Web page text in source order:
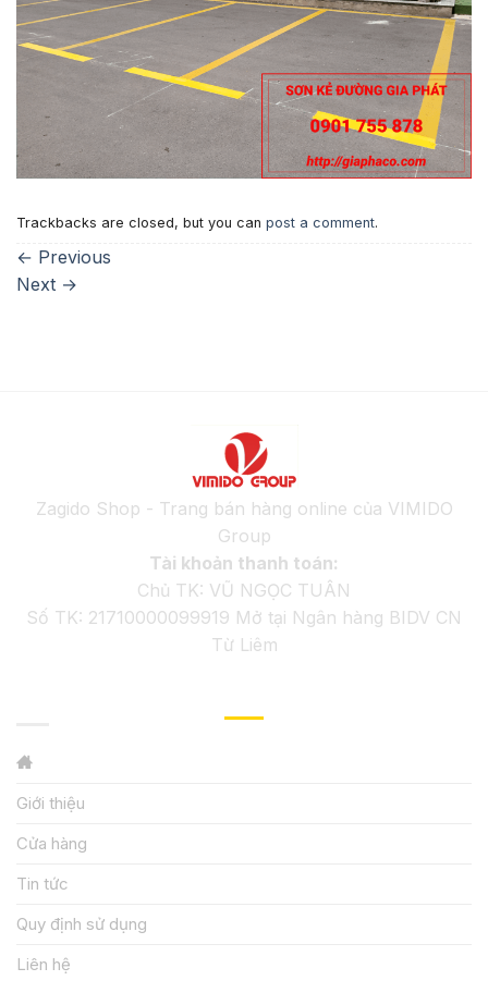
Trackbacks are closed, but you can post a comment.
← Previous
Next →
Zagido Shop - Trang bán hàng online của VIMIDO
Group
Tài khoản thanh toán:
Chủ TK: VŨ NGỌC TUÂN
Số TK: 21710000099919 Mở tại Ngân hàng BIDV CN
Từ Liêm
Giới thiệu
Cửa hàng
Tin tức
Quy định sử dụng
Liên hệ